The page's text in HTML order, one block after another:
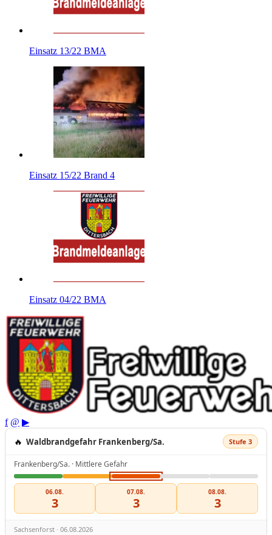
Einsatz 13/22 BMA
Einsatz 15/22 Brand 4
Einsatz 04/22 BMA
f @ ▶
🔥 Waldbrandgefahr Frankenberg/Sa. Stufe 3
Frankenberg/Sa. · Mittlere Gefahr
06.08.
3
07.08.
3
08.08.
3
Sachsenforst · 06.08.2026